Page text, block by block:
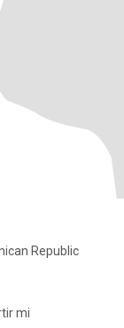
Republic
mi